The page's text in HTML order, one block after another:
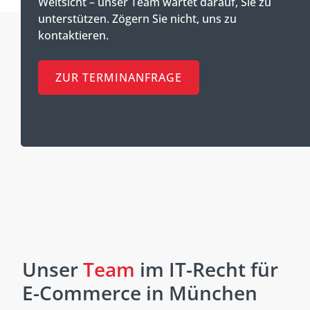
unterstützen. Zögern Sie nicht, uns zu
kontaktieren.
ZUR TERMINANFRAGE
UnserTeam im IT-Recht für
E-Commerce in München